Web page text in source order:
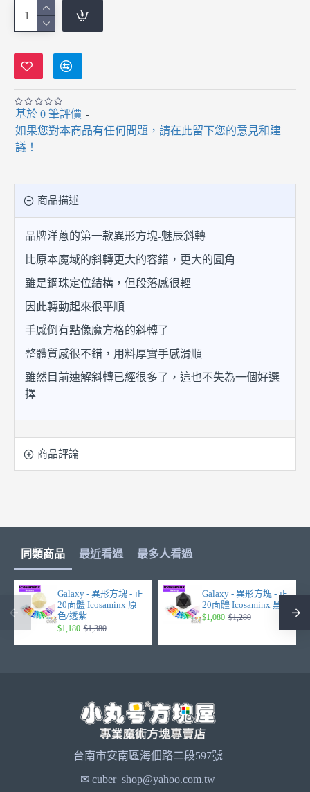
基於 0 筆評價 -
如果您對本商品有任何問題，請在此留下您的意見和建
議！
商品描述
品牌洋蔥的第一款異形方塊-魅辰斜轉
比原本魔域的斜轉更大的容錯，更大的圓角
雖是鋼珠定位結構，但段落感很輕
因此轉動起來很平順
手感倒有點像魔方格的斜轉了
整體質感很不錯，用料厚實手感滑順
雖然目前速解斜轉已經很多了，這也不失為一個好選
擇
商品評論
同類商品 最近看過 最多人看過
Galaxy - 異形方塊 - 正
20面體 Icosaminx 原
色/透紫
$1,180 $1,380
Galaxy - 異形方塊 - 正
20面體 Icosaminx 黑
$1,080 $1,280
台南市安南區海佃路二段597號
✉ cuber_shop@yahoo.com.tw